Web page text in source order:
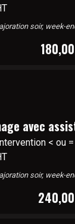
soir, week-
avec
< ou =
soir, week-